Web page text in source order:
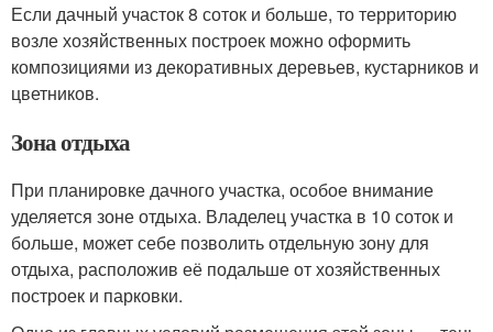
Если дачный участок 8 соток и больше, то территорию
возле хозяйственных построек можно оформить
композициями из декоративных деревьев, кустарников и
цветников.
Зона отдыха
При планировке дачного участка, особое внимание
уделяется зоне отдыха. Владелец участка в 10 соток и
больше, может себе позволить отдельную зону для
отдыха, расположив её подальше от хозяйственных
построек и парковки.